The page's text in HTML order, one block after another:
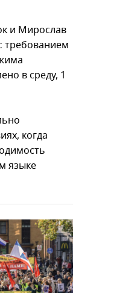
и Мирослав
требованием
в среду, 1
когда
языке